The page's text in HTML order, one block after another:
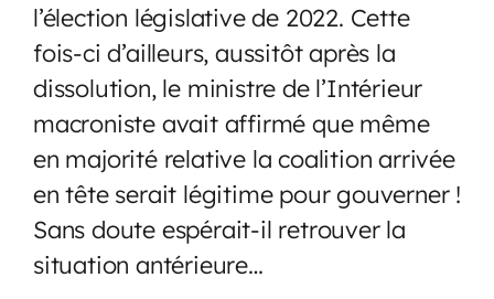
l’élection législative de 2022. Cette
fois-ci d’ailleurs, aussitôt après la
dissolution, le ministre de l’Intérieur
macroniste avait affirmé que même
en majorité relative la coalition arrivée
en tête serait légitime pour gouverner !
Sans doute espérait-il retrouver la
situation antérieure…